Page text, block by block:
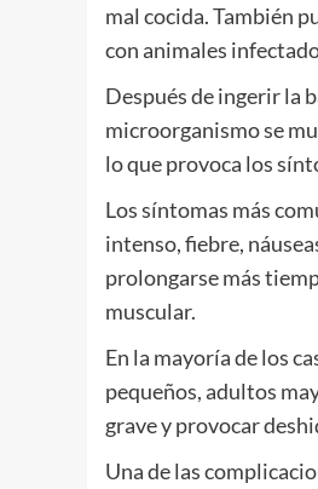
mal cocida. También
con animales
Después de ingerir la
microorganismo se
lo que provoca los
Los síntomas más
intenso, fiebre,
prolongarse más
muscular.
En la mayoría de los
pequeños, adultos
grave y provocar
Una de las